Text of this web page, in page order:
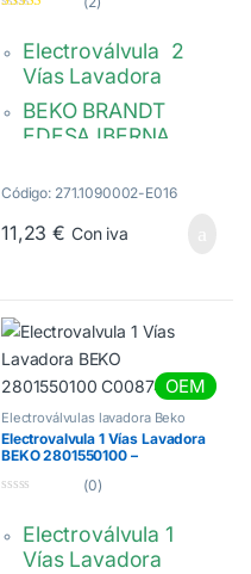
5
Electroválvula 2
Vías Lavadora
BEKO BRANDT
EDESA IBERNA
FAGOR TEKA
Rosca 3/4 , Salida
12mm , 220V Elbi
Código: 271.1090002-E016
11,23€ Con iva
OEM
Electroválvulas lavadora Beko
Electrovalvula 1 Vías Lavadora
BEKO 2801550100 –
e
(0)
Electroválvula 1
Vías Lavadora